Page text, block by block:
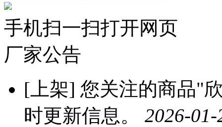
手机扫一扫打开网页
厂家公告
[上架] 您关注的商品"
时更新信息。 2026-